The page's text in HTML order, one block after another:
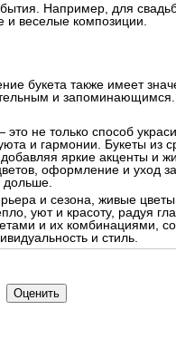
Например, для
веселые композиции.
букета также имеет
и запоминающимся.
не только способ
и гармонии. Букеты из
яркие акценты и
оформление и уход
дольше.
и сезона, живые
уют и красоту, радуя
и их комбинациями,
и стиль.